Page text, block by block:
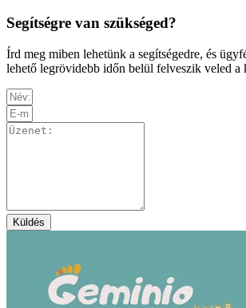
Segítségre van szükséged?
Írd meg miben lehetünk a segítségedre, és
lehető legrövidebb időn belül felveszik veled a
Küldés